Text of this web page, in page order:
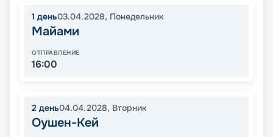
1 день03.04.2028, Понедельник
Майами
ОТПРАВЛЕНИЕ
16:00
2 день04.04.2028, Вторник
Оушен-Кей